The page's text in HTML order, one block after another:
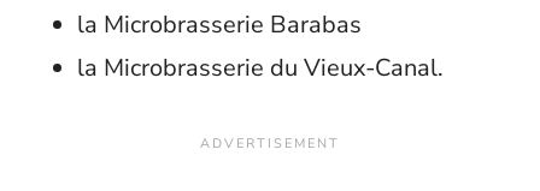
la Microbrasserie Barabas
la Microbrasserie du Vieux-Canal.